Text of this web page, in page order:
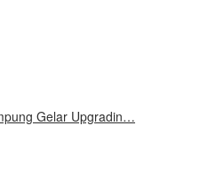
Gelar Upgradin…